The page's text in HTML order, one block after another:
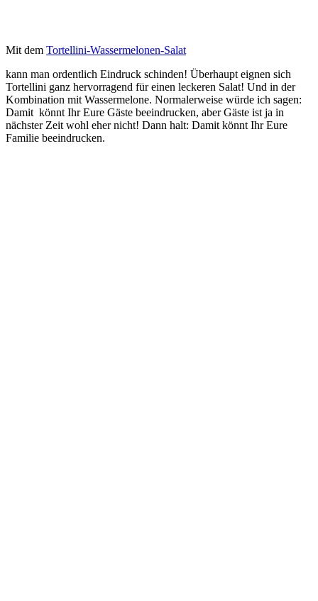
Mit dem Tortellini-Wassermelonen-Salat
kann man ordentlich Eindruck schinden! Überhaupt eignen sich
Tortellini ganz hervorragend für einen leckeren Salat! Und in der
Kombination mit Wassermelone. Normalerweise würde ich sagen:
Damit könnt Ihr Eure Gäste beeindrucken, aber Gäste ist ja in
nächster Zeit wohl eher nicht! Dann halt: Damit könnt Ihr Eure
Familie beeindrucken.